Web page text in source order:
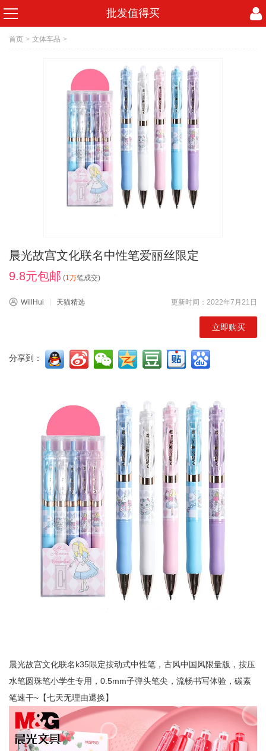
批发值得买
首页 > 文体车品 >
晨光故宫文化联名中性笔爱丽丝限定
9.8元包邮 (1万笔成交)
WillHui 天猫精选 更新时间：2022年7月21日
立即购买
分享到：
晨光故宫文化联名k35限定按动式中性笔，古风中国风限量版，按压
水笔圆珠笔小学生专用，0.5mm子弹头笔尖，流畅书写体验，碳素
笔速干~【七天无理由退换】